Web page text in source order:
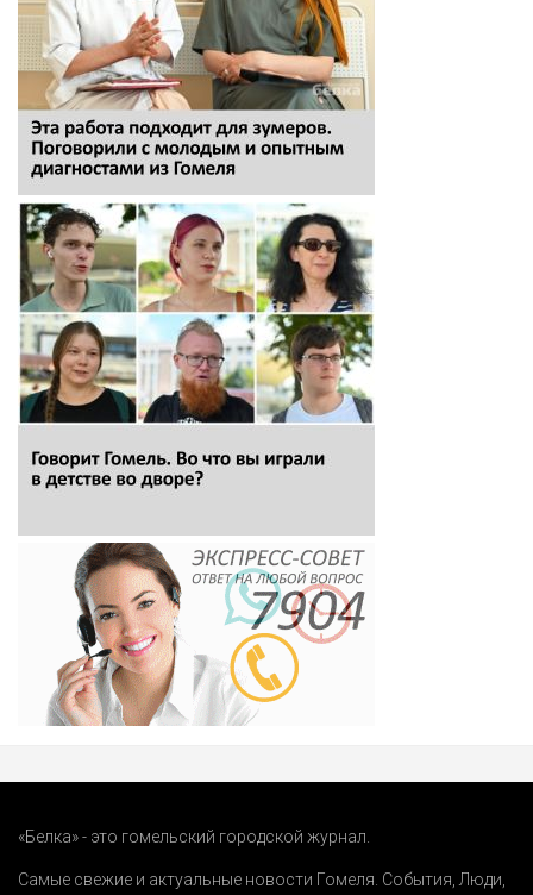
«Белка» - это гомельский городской журнал.
Самые свежие и актуальные новости Гомеля. События,Люди,